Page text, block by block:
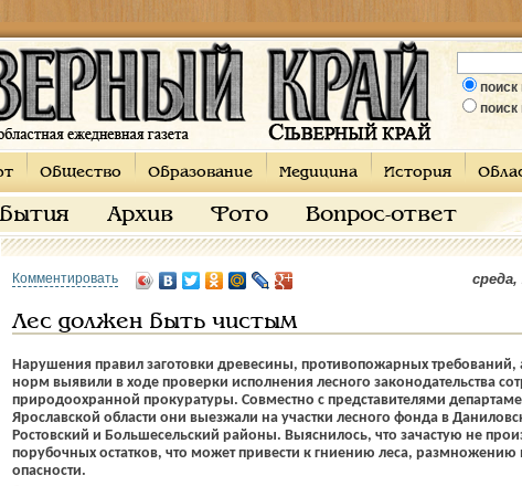
поиск
поиск
Общество Образование Медицина История
Архив Фото Вопрос-ответ
Комментировать среда,
Лес должен быть чистым
Нарушения правил заготовки древесины, противопожарных требований,
норм выявили в ходе проверки исполнения лесного законодательства
природоохранной прокуратуры. Совместно с представителями
Ярославской области они выезжали на участки лесного фонда в
Ростовский и Большесельский районы. Выяснилось, что зачастую не
порубочных остатков, что может привести к гниению леса,
опасности.